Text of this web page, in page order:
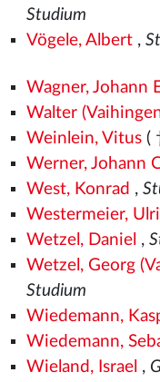
Studium
Vögele, Albert,
Wagner, Johann
Walter
Weinlein, Vitus(
Werner, Johann
West, Konrad ,
Westermeier,
Wetzel, Daniel ,
Wetzel, Georg
Studium
Wiedemann,
Wiedemann,
Wieland, Israel ,